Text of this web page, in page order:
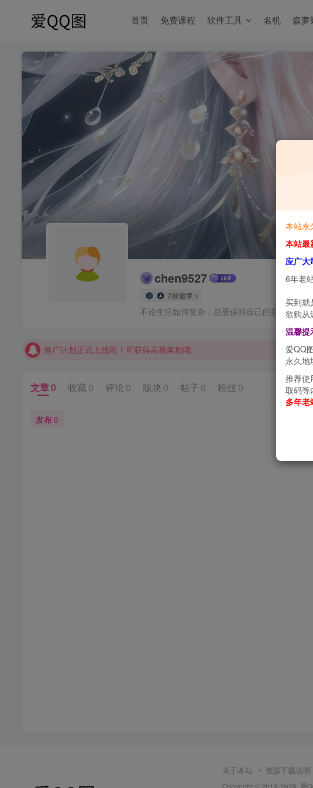
首页 免费课程 软件工具 名机 森萝
chen9527
2枚徽章
不论生活如何复杂，总要保持自己的那一份优雅
【请收藏】本站永久地址是 https://www.meizt.top
推广计划正式上线啦！可获得高额奖励哦
推广计划正式上线啦！可获得高额奖励哦
文章0 收藏 0 评论 0 版块 0 帖子 0 粉丝 0
发布0
关于本站 资源下载说明
Copyright © 2019-2025 爱
本站永
本站
应广大
6年老
买到就
欲购从
温馨提
爱QQ
永久地
推荐使
取码等
多年老